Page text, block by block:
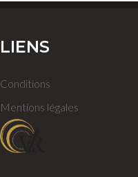
LIENS
Conditions
Mentions légales